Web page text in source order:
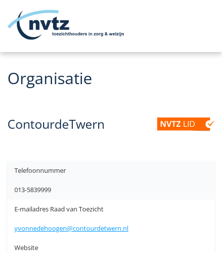
Organisatie
ContourdeTwern
Telefoonnummer
013-5839999
E-mailadres Raad van Toezicht
yvonnedehoogen@contourdetwern.nl
Website